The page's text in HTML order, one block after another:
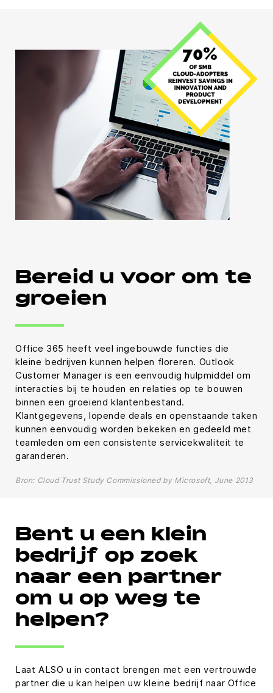
Bereid u voor om te
groeien
Office 365 heeft veel ingebouwde functies die
kleine bedrijven kunnen helpen floreren. Outlook
Customer Manager is een eenvoudig hulpmiddel om
interacties bij te houden en relaties op te bouwen
binnen een groeiend klantenbestand.
Klantgegevens, lopende deals en openstaande taken
kunnen eenvoudig worden bekeken en gedeeld met
teamleden om een consistente servicekwaliteit te
garanderen.
Bron: Cloud Trust Study Commissioned by Microsoft, June 2013
Bent u een klein
bedrijf op zoek
naar een partner
om u op weg te
helpen?
Laat ALSO u in contact brengen met een vertrouwde
partner die u kan helpen uw kleine bedrijf naar Office